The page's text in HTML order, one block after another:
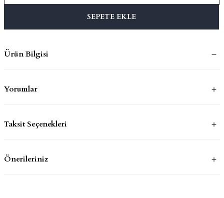
SEPETE EKLE
Ürün Bilgisi
Yorumlar
Taksit Seçenekleri
Önerileriniz